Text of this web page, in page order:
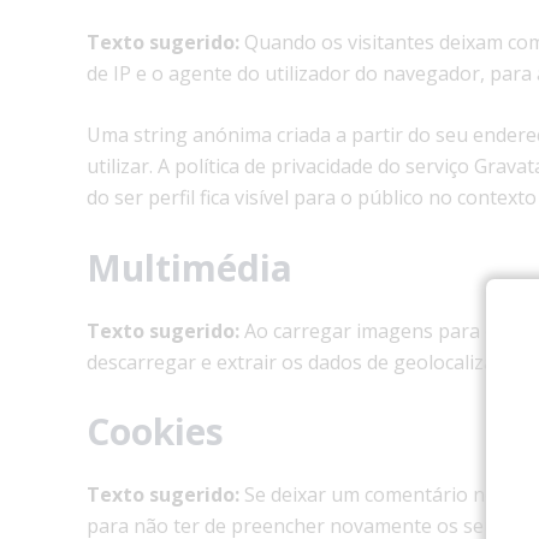
Texto sugerido: Quando os visitantes deixam
de IP e o agente do utilizador do navegador, para
Uma string anónima criada a partir do seu
utilizar. A política de privacidade do serviço
do ser perfil fica visível para o público no
Multimédia
Texto sugerido: Ao carregar imagens para o
descarregar e extrair os dados de geolocalização
Cookies
Texto sugerido: Se deixar um comentário no
para não ter de preencher novamente os seus